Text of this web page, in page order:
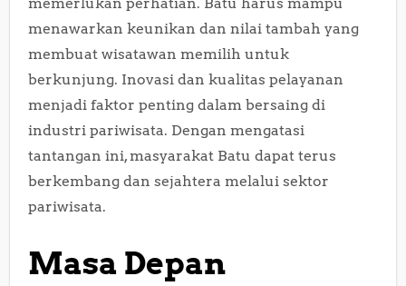
menawarkan keunikan dan nilai tambah yang
membuat wisatawan memilih untuk
berkunjung. Inovasi dan kualitas pelayanan
menjadi faktor penting dalam bersaing di
industri pariwisata. Dengan mengatasi
tantangan ini, masyarakat Batu dapat terus
berkembang dan sejahtera melalui sektor
pariwisata.
Masa Depan